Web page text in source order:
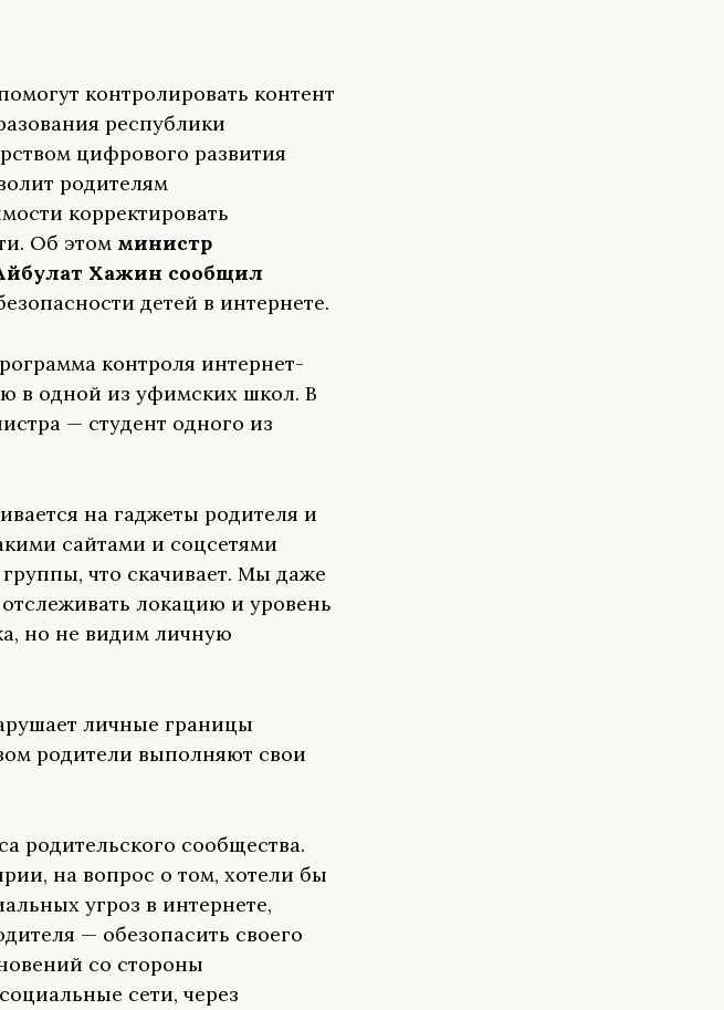
контролировать контент
республики
цифрового развития
родителям
корректировать
Об этом министр
Хажин сообщил
детей в интернете.
контроля интернет-
в одной из уфимских школ. В
— студент одного из
на гаджеты родителя и
сайтами и соцсетями
что скачивает. Мы даже
локацию и уровень
но не видим личную
личные границы
родители выполняют свои
родительского сообщества.
на вопрос о том, хотели бы
угроз в интернете,
— обезопасить своего
со стороны
сети, через